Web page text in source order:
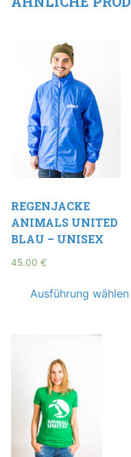
REGENJACKE
ANIMALS UNITED
BLAU – UNISEX
45.00 €
Ausführung wählen